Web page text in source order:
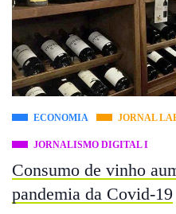
ECONOMIA JORNAL
JORNALISMO DIGITAL I
Consumo de vinho
pandemia da Covid-19